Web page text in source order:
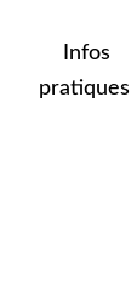
Infos
pratiques